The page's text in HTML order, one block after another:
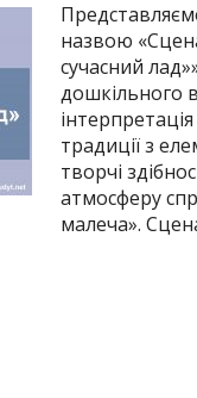
назвою
сучасний
дошкільного
традиції з
творчі
атмосферу
малеча».